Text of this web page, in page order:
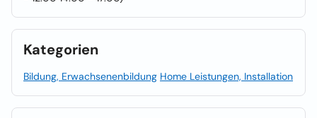
Kategorien
Bildung, Erwachsenenbildung Home Leistungen, Installation